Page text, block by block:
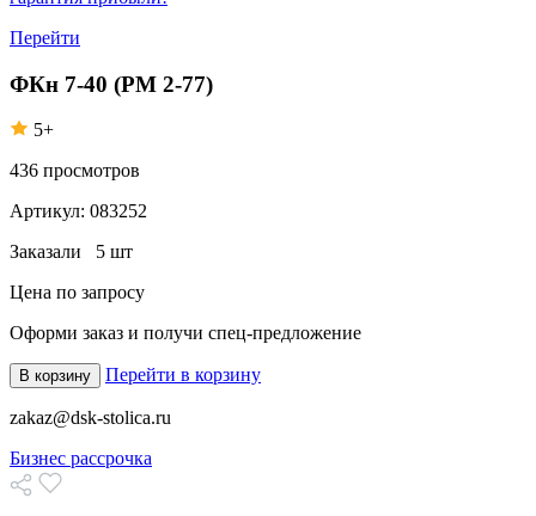
Перейти
ФКн 7-40 (РМ 2-77)
5+
436 просмотров
Артикул: 083252
Заказали 5 шт
Цена по запросу
Оформи заказ и получи спец-предложение
В корзину Перейти в корзину
zakaz@dsk-stolica.ru
Бизнес рассрочка